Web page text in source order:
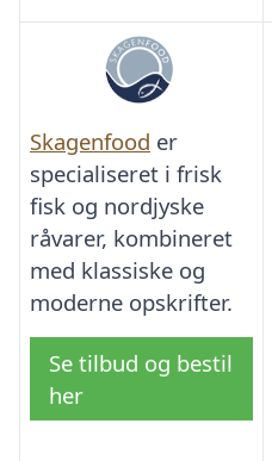
Skagenfood er
specialiseret i frisk
fisk og nordjyske
råvarer, kombineret
med klassiske og
moderne opskrifter.
Se tilbud og bestil
her